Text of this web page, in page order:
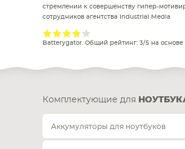
стремлении к совершенству гипер-
сотрудников агентства Industrial Media
Batterygator. Общий рейтинг: 3/5 на основе
Комплектующие для
Аккумуляторы для ноутбуков